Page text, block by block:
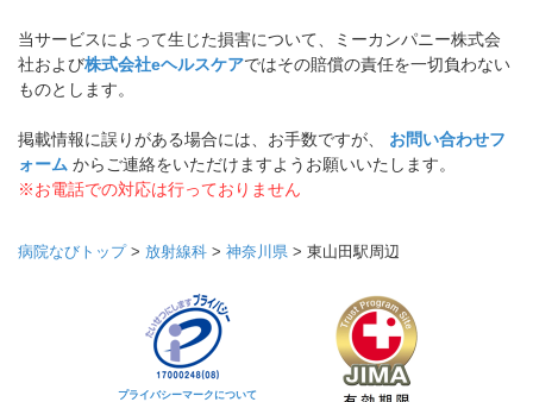
当サービスによって生じた損害について、ミーカンパニー株式会
社および株式会社eヘルスケアではその賠償の責任を一切負わない
ものとします。
掲載情報に誤りがある場合には、お手数ですが、 お問い合わせフ
ォーム からご連絡をいただけますようお願いいたします。
※お電話での対応は行っておりません
病院なびトップ> 放射線科 > 神奈川県 > 東山田駅周辺
プライバシーマークについて